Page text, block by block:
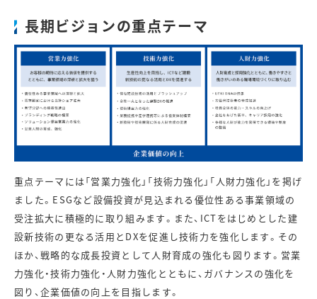
長期ビジョンの重点テーマ
重点テーマには「営業力強化」「技術力強化」「人財力強化」を掲げ
ました。ESGなど設備投資が見込まれる優位性ある事業領域の
受注拡大に積極的に取り組みます。また、ICTをはじめとした建
設新技術の更なる活用とDXを促進し技術力を強化します。その
ほか、戦略的な成長投資として人財育成の強化も図ります。営業
力強化・技術力強化・人財力強化とともに、ガバナンスの強化を
図り、企業価値の向上を目指します。